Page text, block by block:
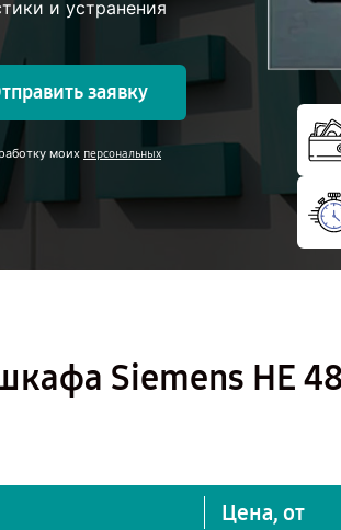
и устранения
заявку
моих персональных
Siemens HE
Цена, от